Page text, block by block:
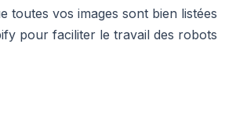
toutes vos images sont bien listées
pour faciliter le travail des robots